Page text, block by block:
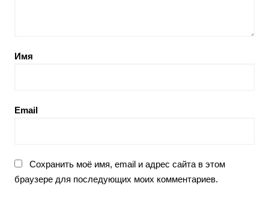
Имя
Email
Сохранить моё имя, email и адрес сайта в этом
браузере для последующих моих комментариев.